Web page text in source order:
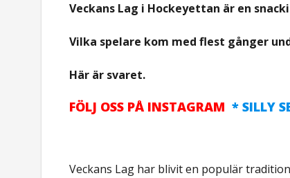
Veckans Lag i Hockeyettan är en
Vilka spelare kom med flest gånger
Här är svaret.
FÖLJ OSS PÅ INSTAGRAM * SILLY
Veckans Lag har blivit en populär